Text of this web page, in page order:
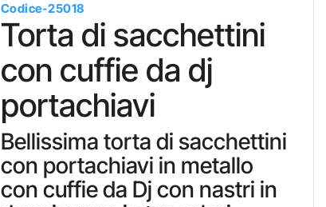
Codice-25018
Torta di sacchettini
con cuffie da dj
portachiavi
Bellissima torta di sacchettini
con portachiavi in metallo
con cuffie da Dj con nastri in